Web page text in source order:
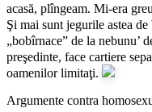
acasă, plîngeam. Mi-era
Şi mai sunt jegurile astea de
„bobîrnace” de la nebunu’
preşedinte, face cartiere
oamenilor limitaţi.
Argumente contra